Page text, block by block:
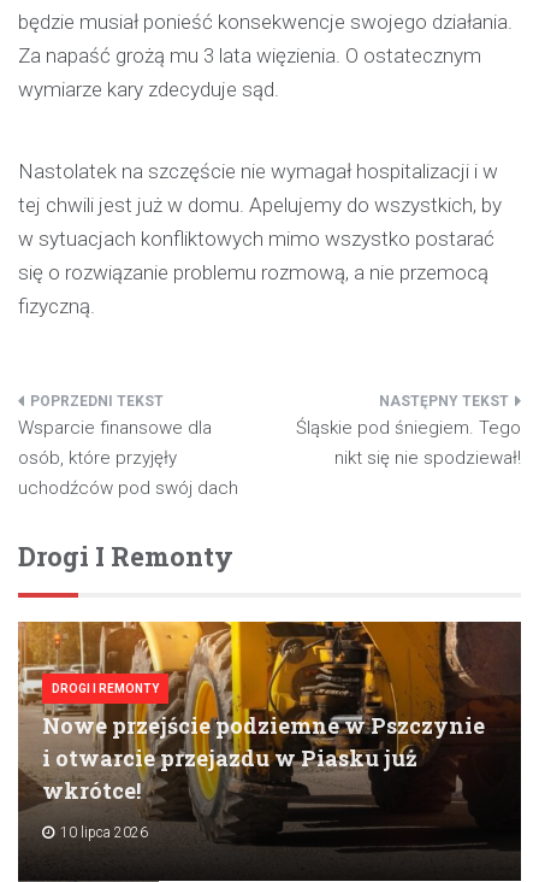
będzie musiał ponieść konsekwencje swojego działania.
Za napaść grożą mu 3 lata więzienia. O ostatecznym
wymiarze kary zdecyduje sąd.
Nastolatek na szczęście nie wymagał hospitalizacji i w
tej chwili jest już w domu. Apelujemy do wszystkich, by
w sytuacjach konfliktowych mimo wszystko postarać
się o rozwiązanie problemu rozmową, a nie przemocą
fizyczną.
Nawigacja
wpisu
Wsparcie finansowe dla
osób, które przyjęły
uchodźców pod swój dach
Śląskie pod śniegiem. Tego
nikt się nie spodziewał!
Drogi I Remonty
DROGI I REMONTY
Nowe przejście podziemne w Pszczynie
i otwarcie przejazdu w Piasku już
wkrótce!
10 lipca 2026